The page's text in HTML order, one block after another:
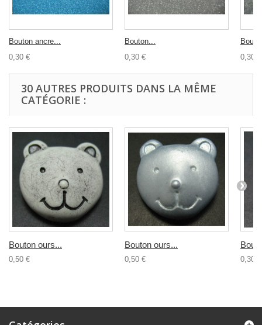
Bouton ancre...
0,30 €
Bouton...
0,30 €
0,30 €
30 AUTRES PRODUITS DANS LA MÊME
CATÉGORIE :
Bouton ours...
0,50 €
Bouton ours...
0,50 € 0,30 €